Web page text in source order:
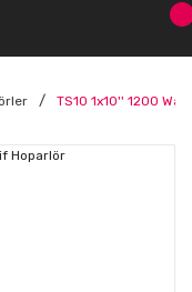
TS10 1x10'' 1200